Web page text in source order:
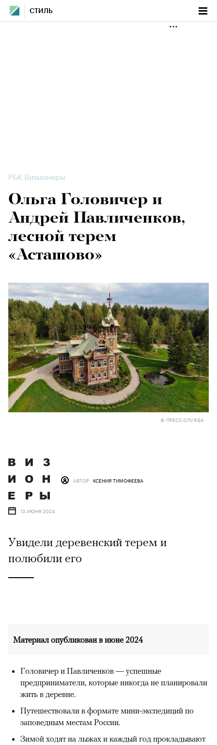
СТИЛЬ
РБК Визионеры
Ольга Головичер и
Андрей Павличенков,
лесной терем
«Асташово»
© ПРЕСС-СЛУЖБА
АВТОР КСЕНИЯ ТИМОФЕЕВА
13 ИЮНЯ 2024
Увидели деревенский терем и
полюбили его
Материал опубликован в июне 2024
Головичер и Павличенков — успешные
предприниматели, которые никогда не планировали
жить в деревне.
Путешествовали в формате мини-экспедиций по
заповедным местам России.
Зимой ходят на лыжах и каждый год прокладывают